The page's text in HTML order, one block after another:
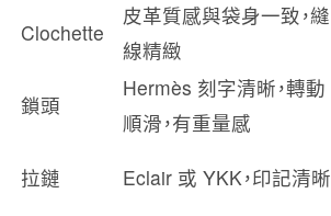
Clochette
皮革質感與袋身一致，縫
線精緻
鎖頭
Hermès 刻字清晰，轉動
順滑，有重量感
拉鏈
Eclair 或 YKK，印記清晰